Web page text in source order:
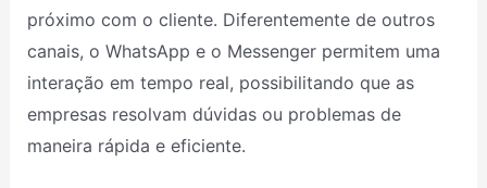
próximo com o cliente. Diferentemente de outros
canais, o WhatsApp e o Messenger permitem uma
interação em tempo real, possibilitando que as
empresas resolvam dúvidas ou problemas de
maneira rápida e eficiente.